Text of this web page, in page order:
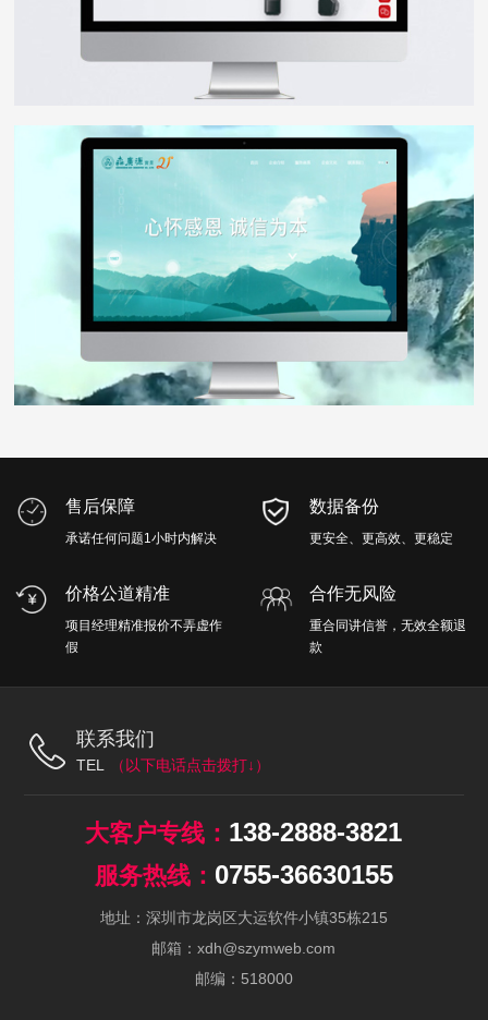
WEB DESIGN
售后保障
承诺任何问题1小时内解决
数据备份
更安全、更高效、更稳定
价格公道精准
项目经理精准报价不弄虚作
假
合作无风险
重合同讲信誉，无效全额退
款
联系我们
TEL
138-2888-3821
0755-36630155
地址：深圳市龙岗区大运软件小镇35栋215
邮箱：xdh@szymweb.com
邮编：518000